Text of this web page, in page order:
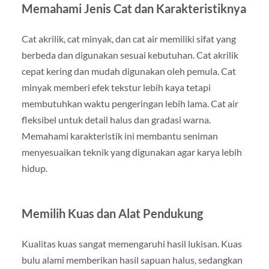
Memahami Jenis Cat dan Karakteristiknya
Cat akrilik, cat minyak, dan cat air memiliki sifat yang
berbeda dan digunakan sesuai kebutuhan. Cat akrilik
cepat kering dan mudah digunakan oleh pemula. Cat
minyak memberi efek tekstur lebih kaya tetapi
membutuhkan waktu pengeringan lebih lama. Cat air
fleksibel untuk detail halus dan gradasi warna.
Memahami karakteristik ini membantu seniman
menyesuaikan teknik yang digunakan agar karya lebih
hidup.
Memilih Kuas dan Alat Pendukung
Kualitas kuas sangat memengaruhi hasil lukisan. Kuas
bulu alami memberikan hasil sapuan halus, sedangkan